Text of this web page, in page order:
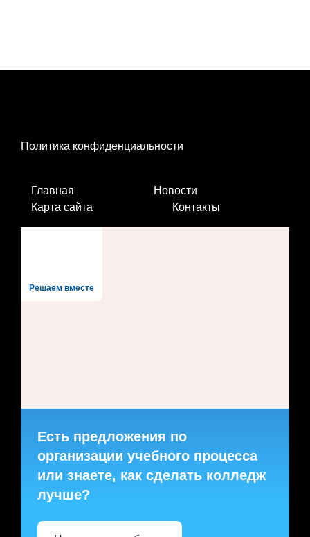
Политика конфиденциальности
Главная
Новости
Карта сайта
Контакты
Решаем вместе
Есть предложения по
организации учебного процесса
или знаете, как сделать колледж
лучше?